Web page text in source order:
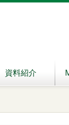
資料紹介